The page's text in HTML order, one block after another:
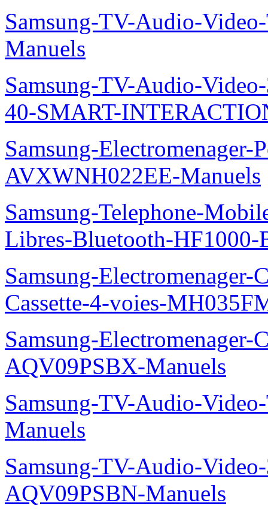
Samsung-TV-Audio-
Manuels
Samsung-TV-Audio-
40-SMART-
Samsung-
AVXWNH022EE-Manuels
Samsung-Telephone-
Libres-Bluetooth-HF1000-
Samsung-Electromenager-
Cassette-4-voies-
Samsung-Electromenager-
AQV09PSBX-Manuels
Samsung-TV-Audio-
Manuels
Samsung-TV-Audio-
AQV09PSBN-Manuels